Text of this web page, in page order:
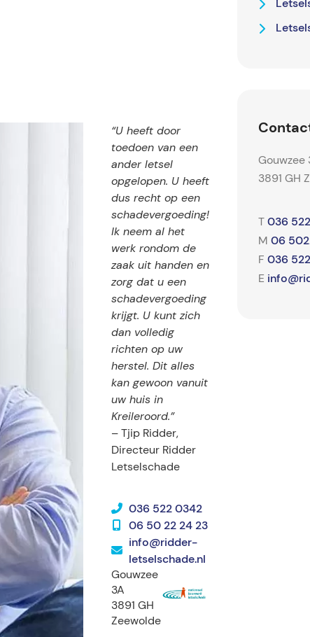
“U heeft door
toedoen van een
ander letsel
opgelopen. U heeft
dus recht op een
schadevergoeding!
Ik neem al het
werk rondom de
zaak uit handen en
zorg dat u een
schadevergoeding
krijgt. U kunt zich
dan volledig
richten op uw
herstel. Dit alles
kan gewoon vanuit
uw huis in
Kreileroord.”
– Tjip Ridder,
Directeur Ridder
Letselschade
036 522 0342
06 50 22 24 23
info@ridder-
letselschade.nl
Gouwzee
3A
3891 GH
Zeewolde
Gouwzee
3891 GH
T 036
M 06
F 036
E